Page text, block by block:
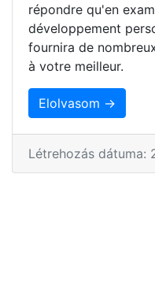
répondre qu'en
développement
fournira de
à votre meilleur.
Elolvasom →
Létrehozás dátuma: